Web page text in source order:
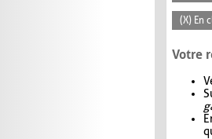
(X) En
Votre